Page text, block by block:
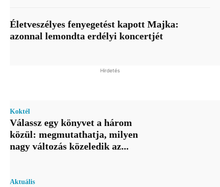
Életveszélyes fenyegetést kapott Majka:
azonnal lemondta erdélyi koncertjét
Hirdetés
Koktél
Válassz egy könyvet a három
közül: megmutathatja, milyen
nagy változás közeledik az...
Aktuális